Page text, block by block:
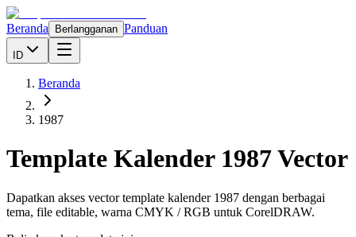
Beranda Berlangganan Panduan
ID
Beranda
1987
Template Kalender 1987Vector
Dapatkan akses vector template kalender 1987 dengan berbagai
tema, file editable, warna CMYK / RGB untuk CorelDRAW.